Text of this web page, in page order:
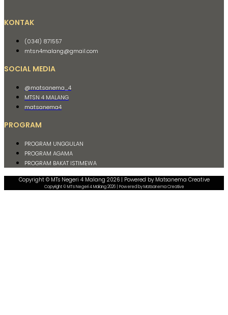
KONTAK
(0341) 871557
mtsn4malang@gmail.com
SOCIAL MEDIA
@matsanema_4
MTSN 4 MALANG
matsanema4
PROGRAM
PROGRAM UNGGULAN
PROGRAM AGAMA
PROGRAM BAKAT ISTIMEWA
Copyright © MTs Negeri 4 Malang 2026 | Powered by Matsanema Creative
Copyright © MTs Negeri 4 Malang 2026 | Powered by Matsanema Creative